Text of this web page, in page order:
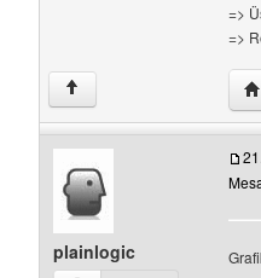
=>
=>
↑
plainlogic